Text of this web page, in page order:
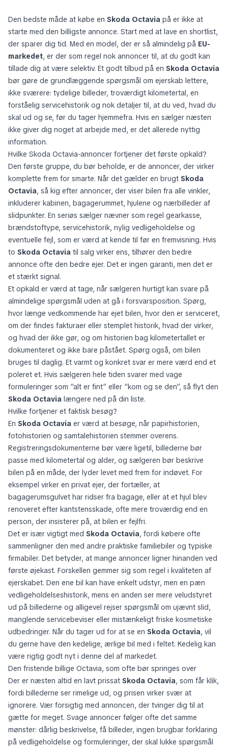
Den bedste måde at købe en Skoda Octavia på er ikke at
starte med den billigste annonce. Start med at lave en shortlist,
der sparer dig tid. Med en model, der er så almindelig på EU-
markedet, er der som regel nok annoncer til, at du godt kan
tillade dig at være selektiv. Et godt tilbud på en Skoda Octavia
bør gøre de grundlæggende spørgsmål om ejerskab lettere,
ikke sværere: tydelige billeder, troværdigt kilometertal, en
forståelig servicehistorik og nok detaljer til, at du ved, hvad du
skal ud og se, før du tager hjemmefra. Hvis en sælger næsten
ikke giver dig noget at arbejde med, er det allerede nyttig
information.
Hvilke Skoda Octavia-annoncer fortjener det første opkald?
Den første gruppe, du bør beholde, er de annoncer, der virker
komplette frem for smarte. Når det gælder en brugt Skoda
Octavia, så kig efter annoncer, der viser bilen fra alle vinkler,
inkluderer kabinen, bagagerummet, hjulene og nærbilleder af
slidpunkter. En seriøs sælger nævner som regel gearkasse,
brændstoftype, servicehistorik, nylig vedligeholdelse og
eventuelle fejl, som er værd at kende til før en fremvisning. Hvis
to Skoda Octavia til salg virker ens, tilhører den bedre
annonce ofte den bedre ejer. Det er ingen garanti, men det er
et stærkt signal.
Et opkald er værd at tage, når sælgeren hurtigt kan svare på
almindelige spørgsmål uden at gå i forsvarsposition. Spørg,
hvor længe vedkommende har ejet bilen, hvor den er serviceret,
om der findes fakturaer eller stemplet historik, hvad der virker,
og hvad der ikke gør, og om historien bag kilometertallet er
dokumenteret og ikke bare påstået. Spørg også, om bilen
bruges til daglig. Et varmt og konkret svar er mere værd end et
poleret et. Hvis sælgeren hele tiden svarer med vage
formuleringer som “alt er fint” eller “kom og se den”, så flyt den
Skoda Octavia længere ned på din liste.
Hvilke fortjener et faktisk besøg?
En Skoda Octavia er værd at besøge, når papirhistorien,
fotohistorien og samtalehistorien stemmer overens.
Registreringsdokumenterne bør være ligetil, billederne bør
passe med kilometertal og alder, og sælgeren bør beskrive
bilen på en måde, der lyder levet med frem for indøvet. For
eksempel virker en privat ejer, der fortæller, at
bagagerumsgulvet har ridser fra bagage, eller at et hjul blev
renoveret efter kantstensskade, ofte mere troværdig end en
person, der insisterer på, at bilen er fejlfri.
Det er især vigtigt med Skoda Octavia, fordi købere ofte
sammenligner den med andre praktiske familiebiler og typiske
firmabiler. Det betyder, at mange annoncer ligner hinanden ved
første øjekast. Forskellen gemmer sig som regel i kvaliteten af
ejerskabet. Den ene bil kan have enkelt udstyr, men en pæn
vedligeholdelseshistorik, mens en anden ser mere veludstyret
ud på billederne og alligevel rejser spørgsmål om ujævnt slid,
manglende servicebeviser eller mistænkeligt friske kosmetiske
udbedringer. Når du tager ud for at se en Skoda Octavia, vil
du gerne have den kedelige, ærlige bil med i feltet. Kedelig kan
være rigtig godt nyt i denne del af markedet.
Den fristende billige Octavia, som ofte bør springes over
Der er næsten altid en lavt prissat Skoda Octavia, som får klik,
fordi billederne ser rimelige ud, og prisen virker svær at
ignorere. Vær forsigtig med annoncen, der tvinger dig til at
gætte for meget. Svage annoncer følger ofte det samme
mønster: dårlig beskrivelse, få billeder, ingen brugbar forklaring
på vedligeholdelse og formuleringer, der skal lukke spørgsmål